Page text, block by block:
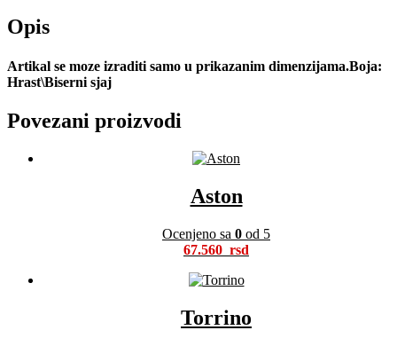
Opis
Artikal se moze izraditi samo u prikazanim dimenzijama.Boja:
Hrast\Biserni sjaj
Povezani proizvodi
Aston
Ocenjeno sa 0 od 5
67.560
Torrino